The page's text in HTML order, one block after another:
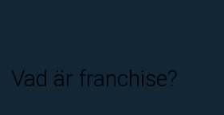
Vad är franchise?